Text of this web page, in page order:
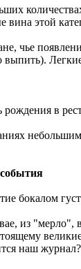
вина этой
чье
выпить).
рождения в
бокалом
из
наш